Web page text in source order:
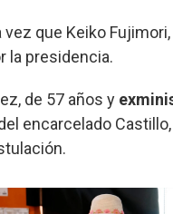
vez que Keiko
la presidencia.
de 57 años y
encarcelado